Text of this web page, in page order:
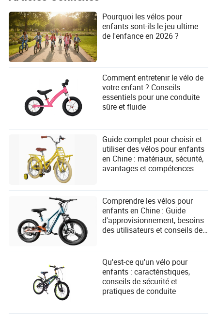
Pourquoi les vélos pour
enfants sont-ils le jeu ultime
de l'enfance en 2026 ?
Comment entretenir le vélo de
votre enfant ? Conseils
essentiels pour une conduite
sûre et fluide
Guide complet pour choisir et
utiliser des vélos pour enfants
en Chine : matériaux, sécurité,
avantages et compétences
Comprendre les vélos pour
enfants en Chine : Guide
d'approvisionnement, besoins
des utilisateurs et conseils de
Qu'est-ce qu'un vélo pour
enfants : caractéristiques,
conseils de sécurité et
pratiques de conduite